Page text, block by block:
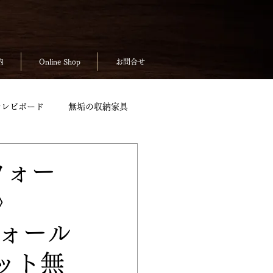
Online Shop お問合せ
ビボード 無垢の収納家具
ー
ール
ト無